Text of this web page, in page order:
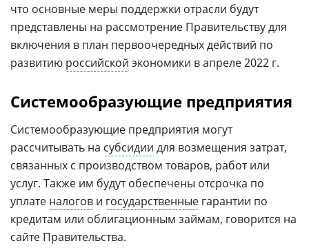
что основные меры поддержки отрасли будут
представлены на рассмотрение Правительству для
включения в план первоочередных действий по
развитию российской экономики в апреле 2022 г.
Системообразующие предприятия
Системообразующие предприятия могут
рассчитывать на субсидии для возмещения затрат,
связанных с производством товаров, работ или
услуг. Также им будут обеспечены отсрочка по
уплате налогов и государственные гарантии по
кредитам или облигационным займам, говорится на
сайте Правительства.